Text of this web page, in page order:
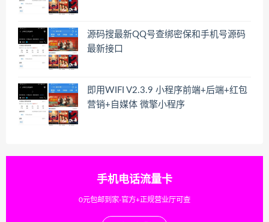
源码搜最新QQ号查绑密保和手机号源码
最新接口
即用WIFI V2.3.9 小程序前端+后端+红包
营销+自媒体 微擎小程序
手机电话流量卡
0元包邮到家-官方+正规营业厅可查